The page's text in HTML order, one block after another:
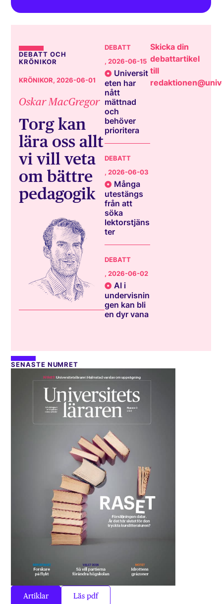
DEBATT OCH
KRÖNIKOR
KRÖNIKOR, 2026-06-01
Oskar MacGregor
Torg kan
lära oss allt
vi vill veta
om bättre
pedagogik
DEBATT
, 2026-06-15
Universit
eten har
nått
mättnad
och
behöver
prioritera
DEBATT
, 2026-06-03
Många
utestängs
från att
söka
lektorstjäns
ter
DEBATT
, 2026-06-02
AI i
undervisnin
gen kan bli
en dyr vana
Skicka din
debattartikel
till
SENASTE NUMRET
Artiklar Läs pdf